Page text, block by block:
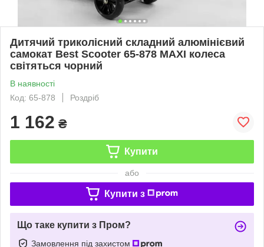
Дитячий триколісний складний алюмінієвий
самокат Best Scooter 65-878 MAXI колеса
світяться чорний
В наявності
Код: 65-878
Роздріб
1 162 ₴
Купити
або
Купити з
Що таке купити з Пром?
Замовлення під захистом